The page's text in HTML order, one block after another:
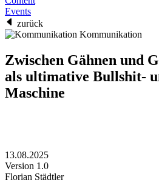
Events
zurück
Kommunikation
Zwischen Gähnen und
als ultimative Bullshit-
Maschine
13.08.2025
Version 1.0
Florian Städtler